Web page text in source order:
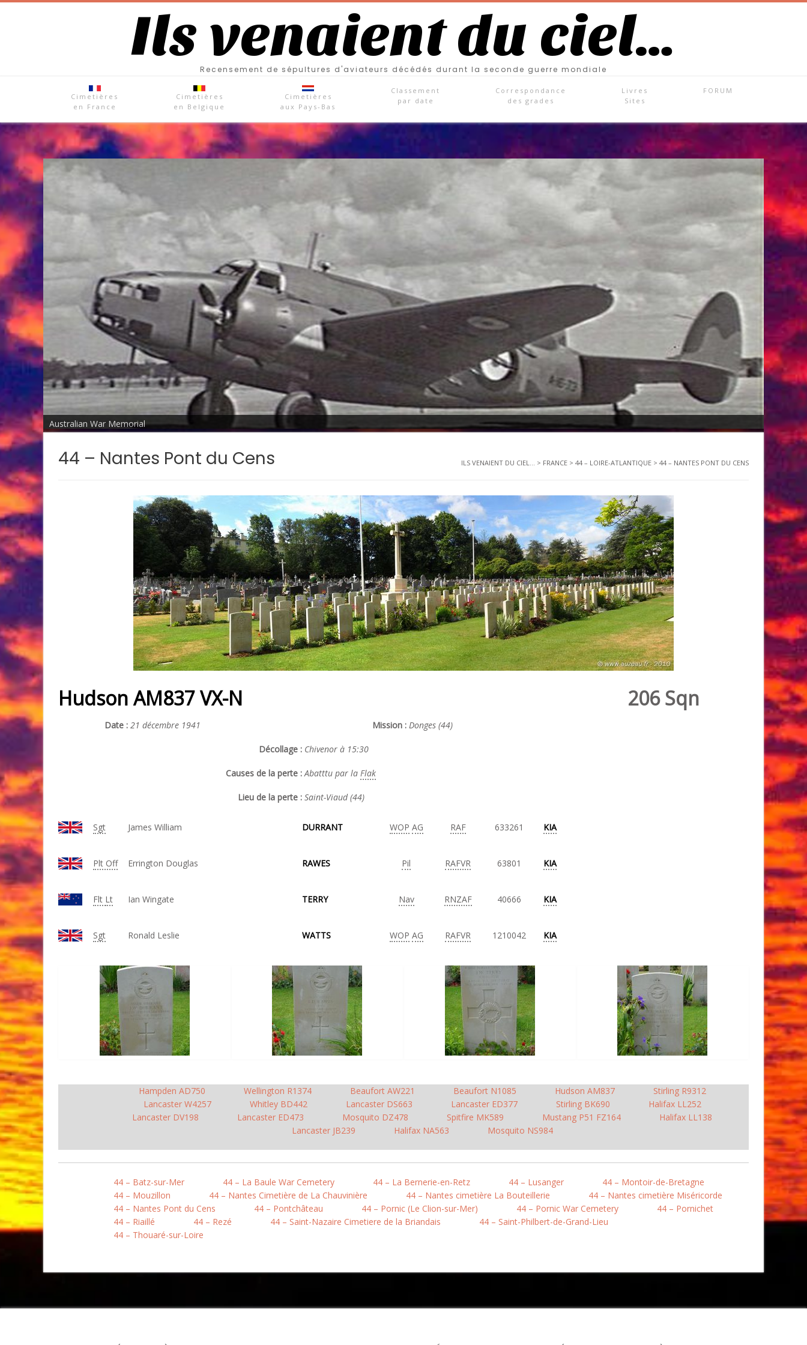
Ils venaient du ciel…
Recensement de sépultures d'aviateurs décédés durant la seconde guerre mondiale
Cimetières
en France
Cimetières
en Belgique
Cimetières
aux Pays-Bas
Classement
par date
Correspondance
des grades
Livres
Sites
FORUM
Australian War Memorial
44 – Nantes Pont du Cens ILS VENAIENT DU CIEL... > FRANCE > 44 – LOIRE-ATLANTIQUE > 44 – NANTES PONT DU CENS
Hudson AM837 VX-N 206 Sqn
Date : 21 décembre 1941 Mission : Donges (44)
Décollage : Chivenor à 15:30
Causes de la perte :Abatttu par la Flak
Lieu de la perte : Saint-Viaud (44)
Sgt James William DURRANT WOP AG RAF 633261 KIA
Plt Off Errington Douglas RAWES Pil RAFVR 63801 KIA
Flt Lt Ian Wingate TERRY Nav RNZAF 40666 KIA
Sgt Ronald Leslie WATTS WOP AG RAFVR 1210042 KIA
Hampden AD750 Wellington R1374 Beaufort AW221 Beaufort N1085 Hudson AM837
Stirling R9312
Lancaster W4257
Whitley BD442 Lancaster DS663 Lancaster ED377 Stirling BK690
Halifax LL252
Lancaster DV198
Lancaster ED473 Mosquito DZ478 Spitfire MK589 Mustang P51 FZ164
Halifax LL138
Lancaster JB239
Halifax NA563 Mosquito NS984
44 – Batz-sur-Mer 44 – La Baule War Cemetery 44 – La Bernerie-en-Retz 44 – Lusanger
44 – Montoir-de-Bretagne
44 – Mouzillon
44 – Nantes Cimetière de La Chauvinière 44 – Nantes cimetière La Bouteillerie
44 – Nantes cimetière Miséricorde
44 – Nantes Pont du Cens
44 – Pontchâteau 44 – Pornic (Le Clion-sur-Mer) 44 – Pornic War Cemetery
44 – Pornichet
44 – Riaillé
44 – Rezé 44 – Saint-Nazaire Cimetiere de la Briandais
44 – Saint-Philbert-de-Grand-Lieu
44 – Thouaré-sur-Loire